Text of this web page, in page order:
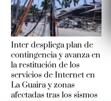
Inter despliega plan de
contingencia y avanza en
la restitución de los
servicios de Internet en
La Guaira y zonas
afectadas tras los sismos